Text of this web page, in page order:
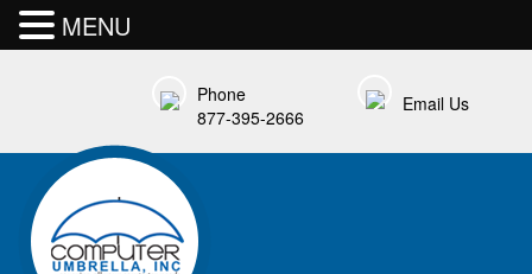
Email Us
Phone
877-395-2666
MENU